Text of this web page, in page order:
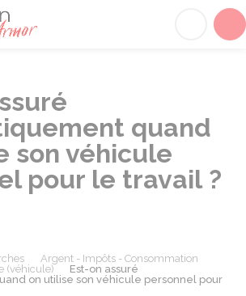
quand
son véhicule
pour le travail ?
Argent - Impôts - Consommation
(véhicule)
Est-on assuré
on utilise son véhicule personnel pour